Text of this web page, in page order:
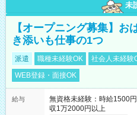
未
【オープニング募集】お
き添いも仕事の1つ
派遣 職種未経験OK 社会人未経験
WEB登録・面接OK
給与
無資格未経験：時給
収1万2000円以上